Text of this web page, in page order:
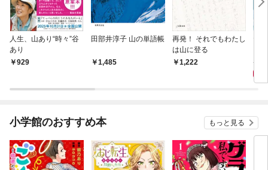
人生、山あり“時々”谷
あり
929
田部井淳子 山の単語帳
1,485
再発！ それでもわたし
は山に登る
1,222
井
小学館のおすすめ本 もっと見る